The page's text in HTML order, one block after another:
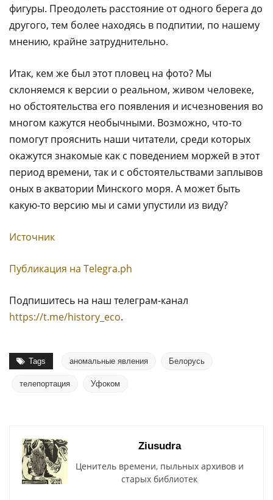
фигуры. Преодолеть расстояние от одного берега до
другого, тем более находясь в подпитии, по нашему
мнению, крайне затруднительно.
Итак, кем же был этот пловец на фото? Мы
склоняемся к версии о реальном, живом человеке,
но обстоятельства его появления и исчезновения во
многом кажутся необычными. Возможно, что-то
помогут прояснить наши читатели, среди которых
окажутся знакомые как с поведением моржей в этот
период времени, так и с обстоятельствами заплывов
оных в акватории Минского моря. А может быть
какую-то версию мы и сами упустили из виду?
Источник
Публикация на Тelegra.ph
Подпишитесь на наш телеграм-канал
https://t.me/history_eco.
Tags аномальные явления Белорусь
телепортация Уфоком
Ziusudra
Ценитель времени, пыльных архивов и
старых библиотек